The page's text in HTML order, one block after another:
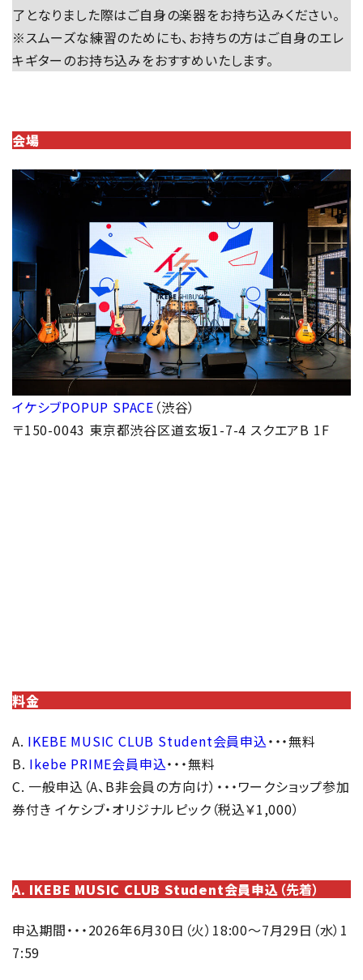
了となりました際はご自身の楽器をお持ち込みください。
※スムーズな練習のためにも、お持ちの方はご自身のエレ
キギターのお持ち込みをおすすめいたします。
会場
イケシブPOPUP SPACE （渋谷）
〒150-0043 東京都渋谷区道玄坂1-7-4 スクエアB 1F
料金
A. IKEBE MUSIC CLUB Student会員申込・・・無料
B. Ikebe PRIME会員申込・・・無料
C. 一般申込（A、B非会員の方向け）・・・ワークショップ参加
券付き イケシブ・オリジナルピック（税込￥1,000）
A. IKEBE MUSIC CLUB Student会員申込 （先着）
申込期間・・・2026年6月30日（火）18:00～7月29日（水）1
7:59